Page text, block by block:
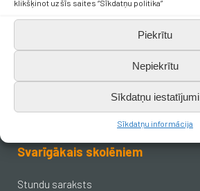
klikšķinot uz šīs saites “Sīkdatņu politika”
Piekrītu
Nepiekrītu
Sīkdatņu iestatījumi
Sīkdatņu informācija
skola.broceni@saldus.lv
_DEFAULT@40900017625
Ezera iela 6, Brocēni, LV-3851
Svarīgākais skolēniem
Stundu saraksts